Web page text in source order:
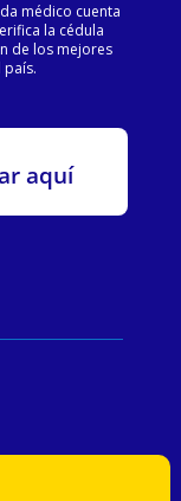
médico cuenta
la cédula
de los mejores
país.
aquí